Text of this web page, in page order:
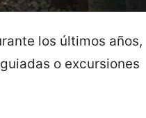
los últimos años,
o excursiones